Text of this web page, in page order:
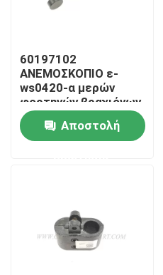
60197102
ΑΝΕΜΟΣΚΟΠΙΟ ε-
ws0420-α μερών
φορτηγών βραχιόνων
μερών βραχιόνων
γερανώνΑποστολή